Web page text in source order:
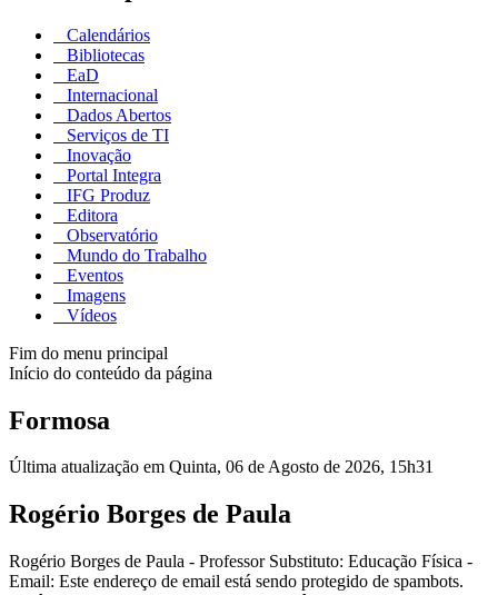
Calendários
Bibliotecas
EaD
Internacional
Dados Abertos
Serviços de TI
Inovação
Portal Integra
IFG Produz
Editora
Observatório
Mundo do Trabalho
Eventos
Imagens
Vídeos
Fim do menu principal
Início do conteúdo da página
Formosa
Última atualização em Quinta, 06 de Agosto de 2026, 15h31
Rogério Borges de Paula
Rogério Borges de Paula - Professor Substituto: Educação Física -
Email: Este endereço de email está sendo protegido de spambots.